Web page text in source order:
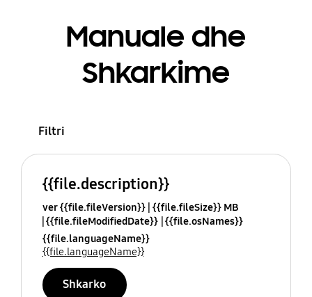
Manuale dhe
Shkarkime
Filtri
{{file.description}}
ver {{file.fileVersion}} {{file.fileSize}} MB
{{file.fileModifiedDate}} {{file.osNames}}
{{file.languageName}}
{{file.languageName}}
Shkarko